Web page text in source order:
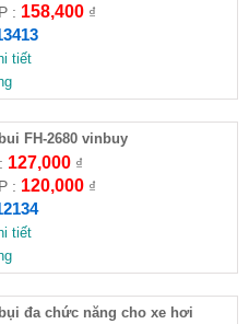
: 158,400₫
tiết
FH-2680 vinbuy
127,000₫
: 120,000₫
tiết
đa chức năng cho xe hơi